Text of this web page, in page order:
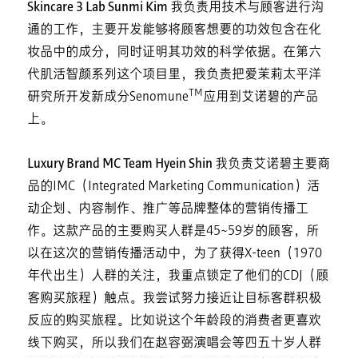
Skincare 3 Lab Sunmi Kim 我负责用技术与顾客进行沟
通的工作，主要开发能够将顾客想要的功效包含在化
妆品中的成分，同时证明其功效的科学依据。在第六
代肌活智颜系列这个项目里，我负责把爱茉莉太平洋
研究所开发新成分SenomuneTM 应用到艾诺碧的产品
上。
Luxury Brand MC Team Hyein Shin 我负责艾诺碧主要商
品的IMC（Integrated Marketing Communication）活
动企划、内容制作、推广等品牌整体的营销传播工
作。这款产品的主要购买人群是45~59岁的顾客，所
以在这次的营销传播活动中，为了获得X-teen（1970
年代出生）人群的关注，我重点锁定了他们的CDJ（顾
客购买旅程）触点。我尝试努力接近让目标客群积极
反应的购买旅程。比如说这个年龄段的消费者更喜欢
线下购买，所以我们在赵容弼演唱会等四五十岁人群